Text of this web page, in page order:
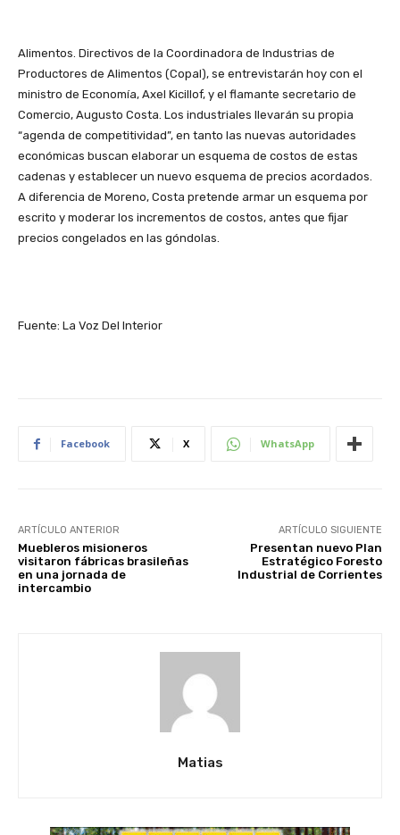
Alimentos. Directivos de la Coordinadora de Industrias de
Productores de Alimentos (Copal), se entrevistarán hoy con el
ministro de Economía, Axel Kicillof, y el flamante secretario de
Comercio, Augusto Costa. Los industriales llevarán su propia
“agenda de competitividad”, en tanto las nuevas autoridades
económicas buscan elaborar un esquema de costos de estas
cadenas y establecer un nuevo esquema de precios acordados.
A diferencia de Moreno, Costa pretende armar un esquema por
escrito y moderar los incrementos de costos, antes que fijar
precios congelados en las góndolas.
Fuente: La Voz Del Interior
Facebook X WhatsApp
ARTÍCULO ANTERIOR
Muebleros misioneros
visitaron fábricas brasileñas
en una jornada de
intercambio
ARTÍCULO SIGUIENTE
Presentan nuevo Plan
Estratégico Foresto
Industrial de Corrientes
Matias